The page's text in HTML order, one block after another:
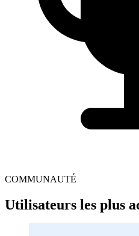
COMMUNAUTÉ
Utilisateurs les plus